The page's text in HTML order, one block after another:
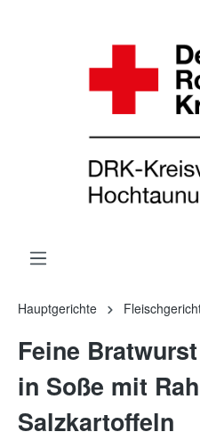
Hauptgerichte
Feine
in Soße mit
Salzkartoffeln